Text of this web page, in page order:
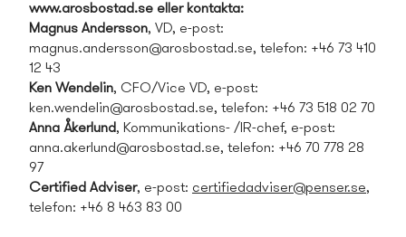
www.arosbostad.se eller kontakta:
Magnus Andersson, VD, e-post:
magnus.andersson@arosbostad.se, telefon: +46 73 410
12 43
Ken Wendelin, CFO/Vice VD, e-post:
ken.wendelin@arosbostad.se, telefon: +46 73 518 02 70
Anna Åkerlund, Kommunikations- /IR-chef, e-post:
anna.akerlund@arosbostad.se, telefon: +46 70 778 28
97
Certified Adviser, e-post: certifiedadviser@penser.se,
telefon: +46 8 463 83 00